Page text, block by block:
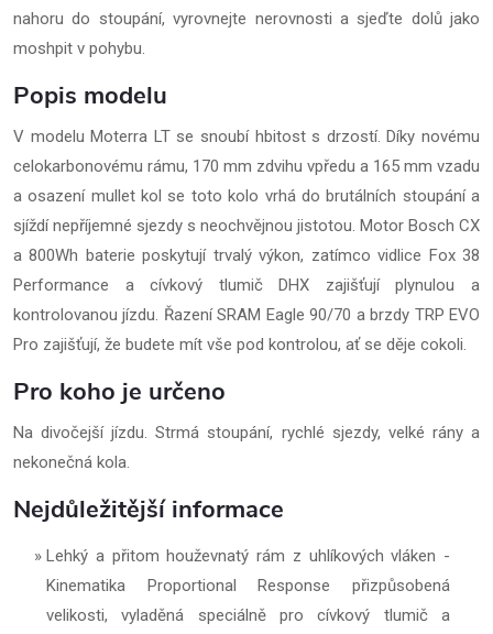
nahoru do stoupání, vyrovnejte nerovnosti a sjeďte dolů jako
moshpit v pohybu.
Popis modelu
V modelu Moterra LT se snoubí hbitost s drzostí. Díky novému
celokarbonovému rámu, 170 mm zdvihu vpředu a 165 mm vzadu
a osazení mullet kol se toto kolo vrhá do brutálních stoupání a
sjíždí nepříjemné sjezdy s neochvějnou jistotou. Motor Bosch CX
a 800Wh baterie poskytují trvalý výkon, zatímco vidlice Fox 38
Performance a cívkový tlumič DHX zajišťují plynulou a
kontrolovanou jízdu. Řazení SRAM Eagle 90/70 a brzdy TRP EVO
Pro zajišťují, že budete mít vše pod kontrolou, ať se děje cokoli.
Pro koho je určeno
Na divočejší jízdu. Strmá stoupání, rychlé sjezdy, velké rány a
nekonečná kola.
Nejdůležitější informace
Lehký a přitom houževnatý rám z uhlíkových vláken -
Kinematika Proportional Response přizpůsobená
velikosti, vyladěná speciálně pro cívkový tlumič a